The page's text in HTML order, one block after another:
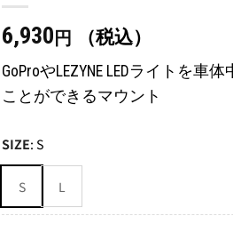
6,930 円 （税込）
GoProやLEZYNE LEDライトを車
ことができるマウント
SIZE:S
S L